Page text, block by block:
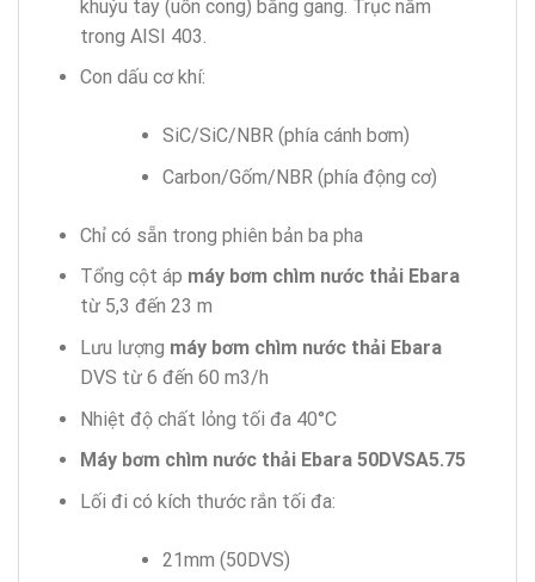
khuỷu tay (uốn cong) bằng gang. Trục nằm
trong AISI 403.
Con dấu cơ khí:
SiC/SiC/NBR (phía cánh bơm)
Carbon/Gốm/NBR (phía động cơ)
Chỉ có sẵn trong phiên bản ba pha
Tổng cột áp máy bơm chìm nước thải Ebara
từ 5,3 đến 23 m
Lưu lượng máy bơm chìm nước thải Ebara
DVS từ 6 đến 60 m3/h
Nhiệt độ chất lỏng tối đa 40°C
Máy bơm chìm nước thải Ebara 50DVSA5.75
Lối đi có kích thước rắn tối đa:
21mm (50DVS)